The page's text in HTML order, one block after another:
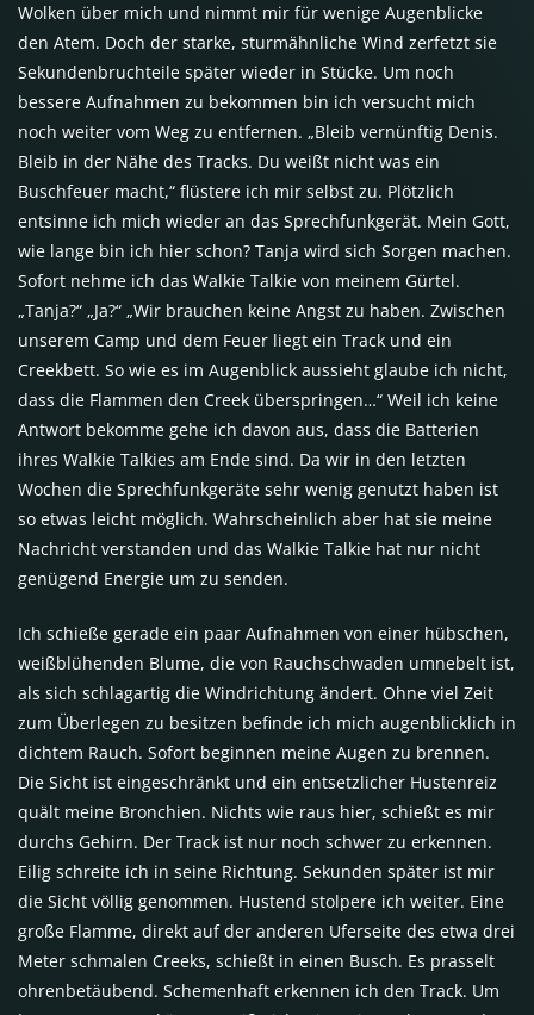
Wolken über mich und nimmt mir für wenige Augenblicke
den Atem. Doch der starke, sturmähnliche Wind zerfetzt sie
Sekundenbruchteile später wieder in Stücke. Um noch
bessere Aufnahmen zu bekommen bin ich versucht mich
noch weiter vom Weg zu entfernen. „Bleib vernünftig Denis.
Bleib in der Nähe des Tracks. Du weißt nicht was ein
Buschfeuer macht,“ flüstere ich mir selbst zu. Plötzlich
entsinne ich mich wieder an das Sprechfunkgerät. Mein Gott,
wie lange bin ich hier schon? Tanja wird sich Sorgen machen.
Sofort nehme ich das Walkie Talkie von meinem Gürtel.
„Tanja?“ „Ja?“ „Wir brauchen keine Angst zu haben. Zwischen
unserem Camp und dem Feuer liegt ein Track und ein
Creekbett. So wie es im Augenblick aussieht glaube ich nicht,
dass die Flammen den Creek überspringen…“ Weil ich keine
Antwort bekomme gehe ich davon aus, dass die Batterien
ihres Walkie Talkies am Ende sind. Da wir in den letzten
Wochen die Sprechfunkgeräte sehr wenig genutzt haben ist
so etwas leicht möglich. Wahrscheinlich aber hat sie meine
Nachricht verstanden und das Walkie Talkie hat nur nicht
genügend Energie um zu senden.
Ich schieße gerade ein paar Aufnahmen von einer hübschen,
weißblühenden Blume, die von Rauchschwaden umnebelt ist,
als sich schlagartig die Windrichtung ändert. Ohne viel Zeit
zum Überlegen zu besitzen befinde ich mich augenblicklich in
dichtem Rauch. Sofort beginnen meine Augen zu brennen.
Die Sicht ist eingeschränkt und ein entsetzlicher Hustenreiz
quält meine Bronchien. Nichts wie raus hier, schießt es mir
durchs Gehirn. Der Track ist nur noch schwer zu erkennen.
Eilig schreite ich in seine Richtung. Sekunden später ist mir
die Sicht völlig genommen. Hustend stolpere ich weiter. Eine
große Flamme, direkt auf der anderen Uferseite des etwa drei
Meter schmalen Creeks, schießt in einen Busch. Es prasselt
ohrenbetäubend. Schemenhaft erkennen ich den Track. Um